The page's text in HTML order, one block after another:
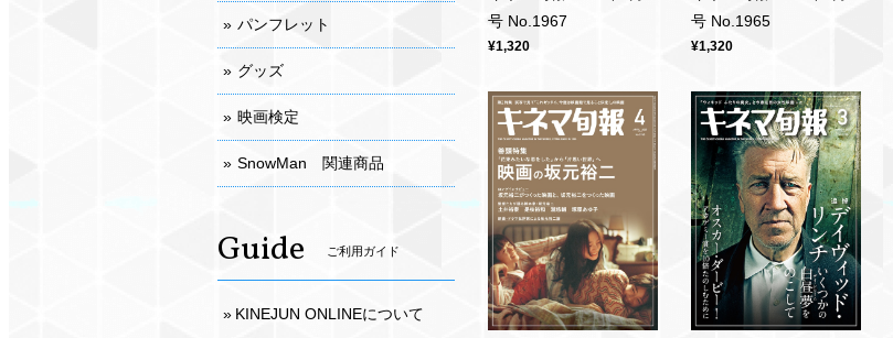
号 No.1967
¥1,320
号 No.1965
¥1,320
パンフレット
グッズ
映画検定
SnowMan 関連商品
Guide ご利用ガイド
KINEJUN ONLINEについて